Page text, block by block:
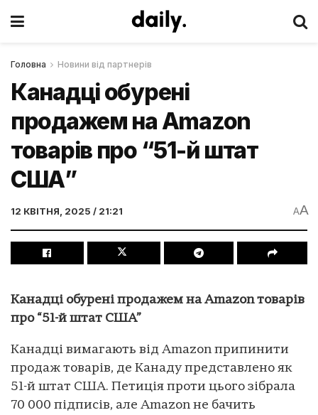
Головна Новини від партнерів
Канадці обурені
продажем на Amazon
товарів про “51-й штат
США”
12 КВІТНЯ, 2025 / 21:21 AA
Канадці обурені продажем на Amazon товарів
про “51-й штат США”
Канадці вимагають від Amazon припинити
продаж товарів, де Канаду представлено як
51-й штат США. Петиція проти цього зібрала
70 000 підписів, але Amazon не бачить